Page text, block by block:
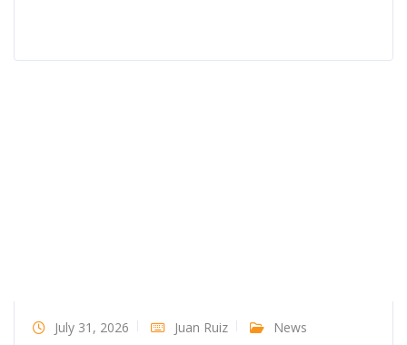
July 31, 2026 Juan Ruiz News